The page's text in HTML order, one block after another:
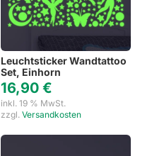
Leuchtsticker Wandtattoo
Set, Einhorn
16,90 €
inkl. 19 % MwSt.
zzgl. Versandkosten